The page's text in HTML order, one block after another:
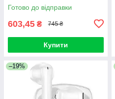
Готово до відправки
603,45 ₴ 745 ₴
Купити
–19%